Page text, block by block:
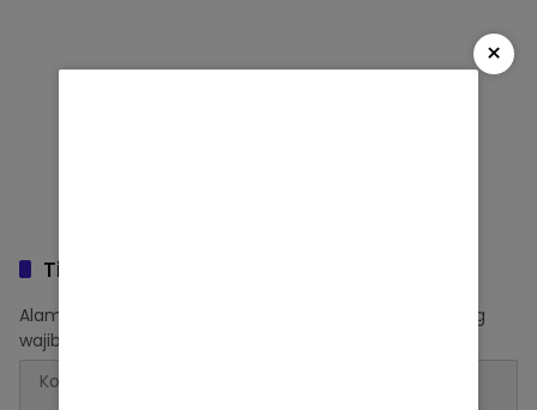
Tinggalkan Balasan
Alamat email Anda tidak akan dipublikasikan.
Ruas yang
wajib ditandai
×